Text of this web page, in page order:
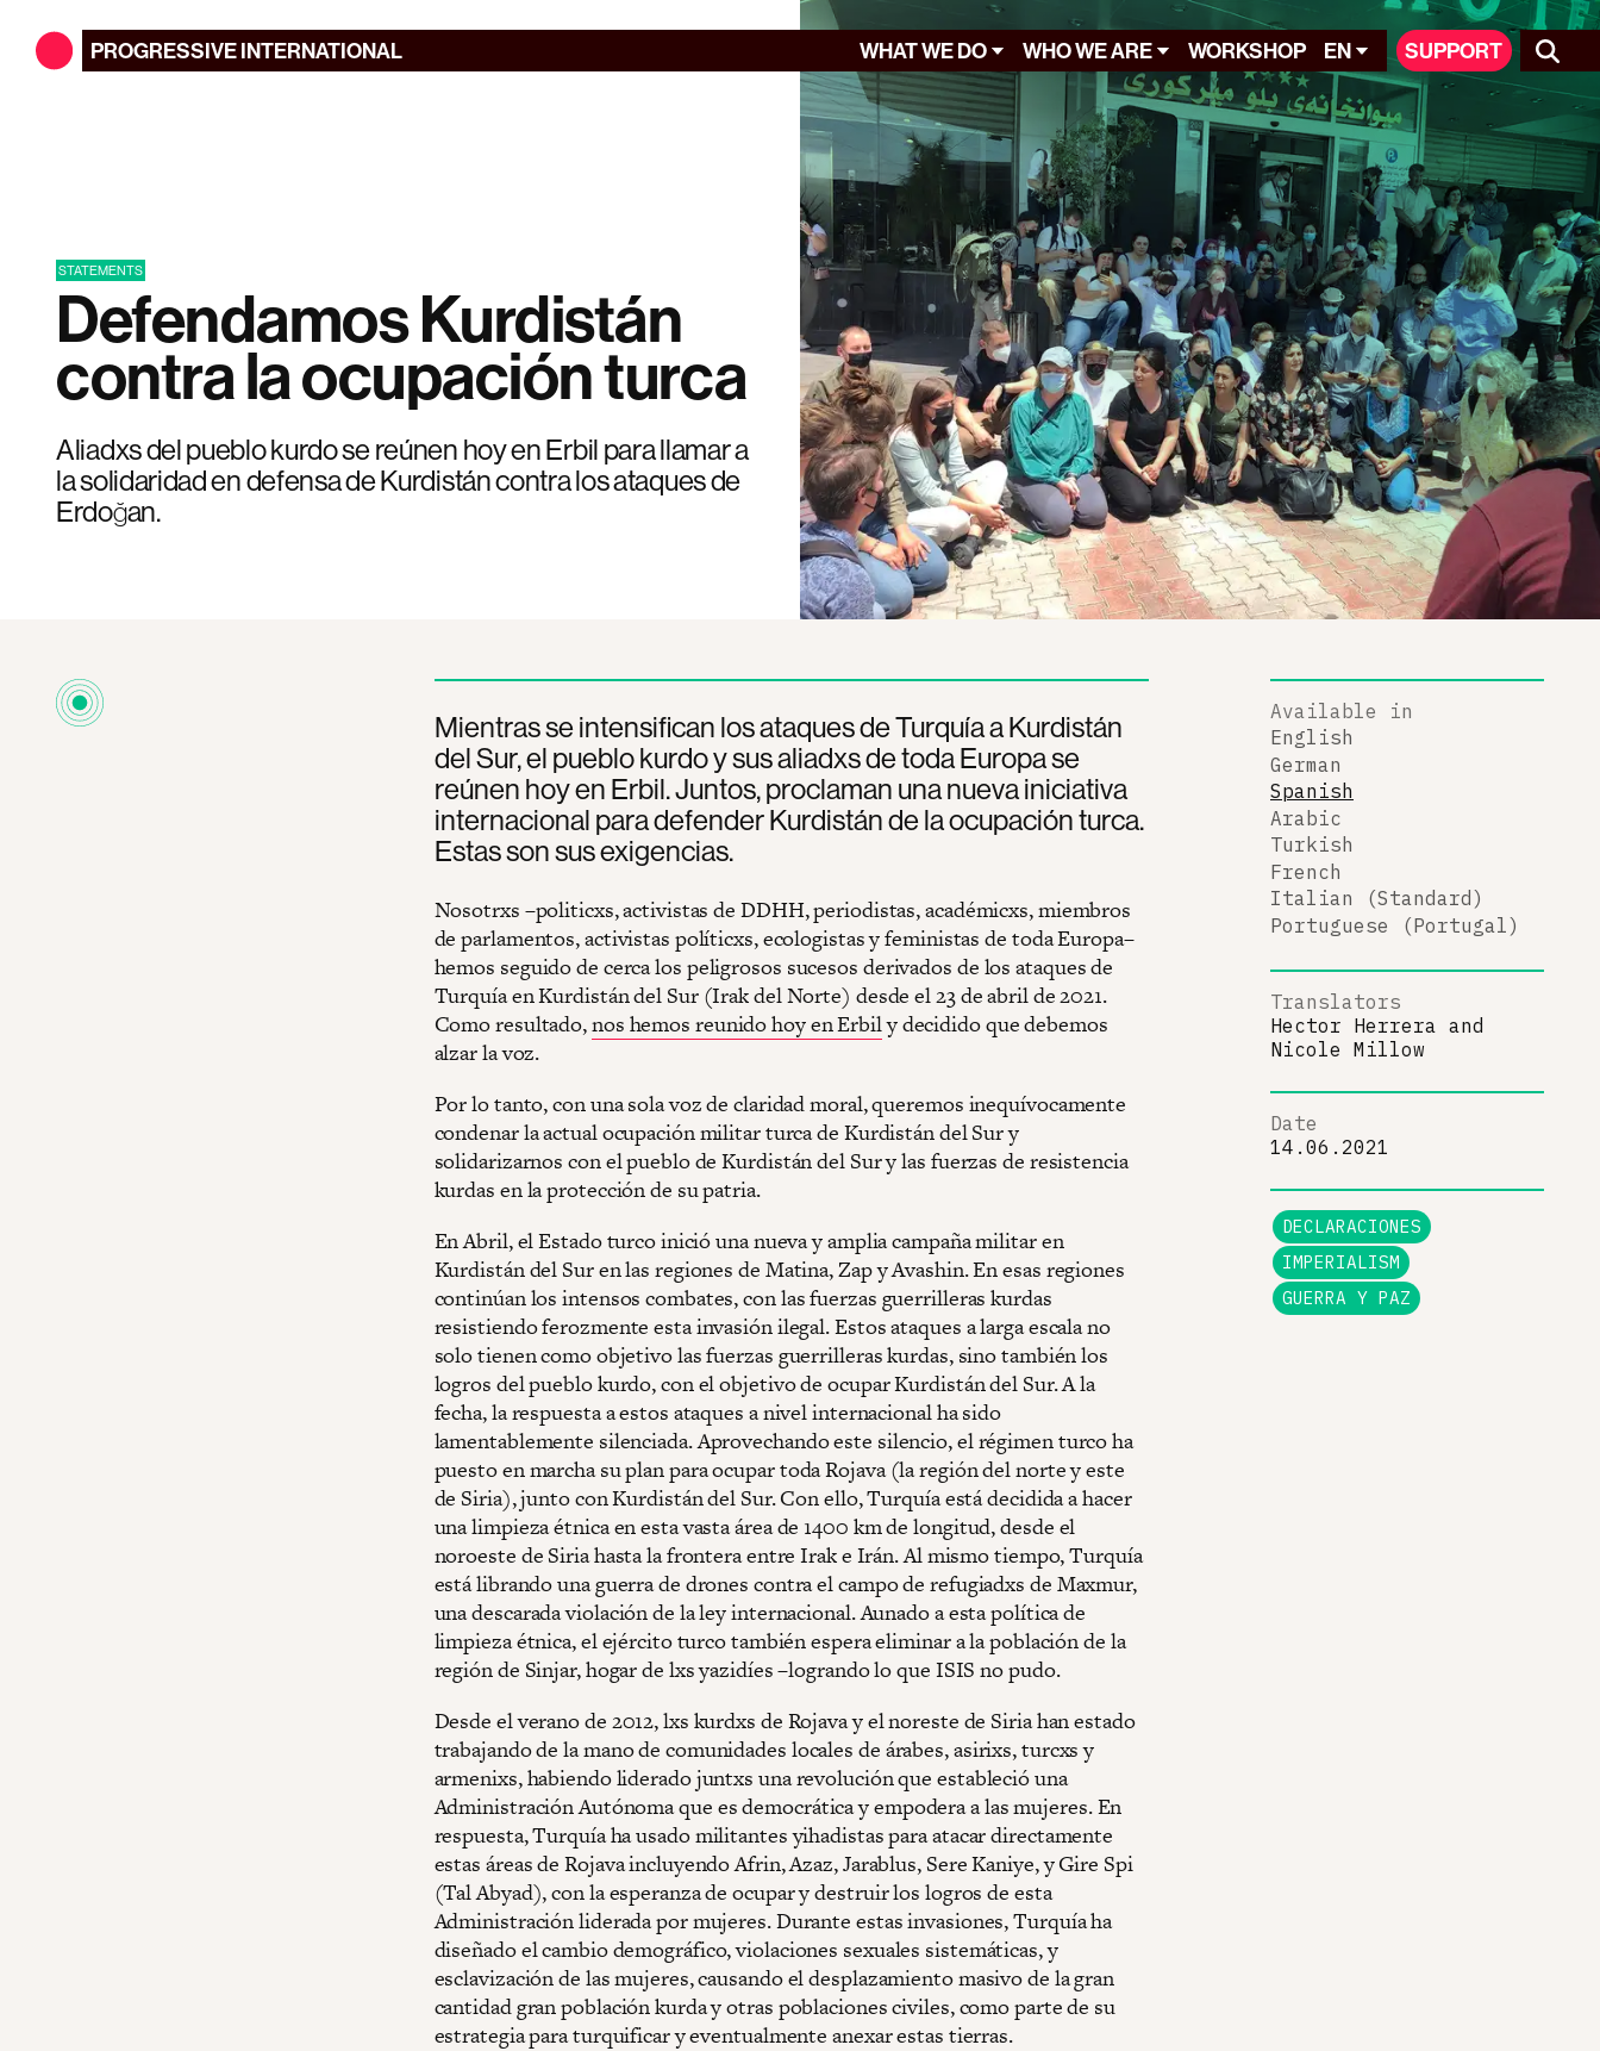
PROGRESSIVEINTERNATIONAL WHAT WE DO WHO WE ARE WORKSHOP EN SUPPORT
STATEMENTS
Defendamos Kurdistán
contra la ocupación turca
Aliadxs del pueblo kurdo se reúnen hoy en Erbil para llamar a
la solidaridad en defensa de Kurdistán contra los ataques de
Erdoğan.
Mientras se intensifican los ataques de Turquía a Kurdistán
del Sur, el pueblo kurdo y sus aliadxs de toda Europa se
reúnen hoy en Erbil. Juntos, proclaman una nueva iniciativa
internacional para defender Kurdistán de la ocupación turca.
Estas son sus exigencias.
Nosotrxs –politicxs, activistas de DDHH, periodistas, académicxs, miembros
de parlamentos, activistas políticxs, ecologistas y feministas de toda Europa–
hemos seguido de cerca los peligrosos sucesos derivados de los ataques de
Turquía en Kurdistán del Sur (Irak del Norte) desde el 23 de abril de 2021.
Como resultado,nos hemos reunido hoy en Erbily decidido que debemos
alzar la voz.
Por lo tanto, con una sola voz de claridad moral, queremos inequívocamente
condenar la actual ocupación militar turca de Kurdistán del Sur y
solidarizarnos con el pueblo de Kurdistán del Sur y las fuerzas de resistencia
kurdas en la protección de su patria.
En Abril, el Estado turco inició una nueva y amplia campaña militar en
Kurdistán del Sur en las regiones de Matina, Zap y Avashin. En esas regiones
continúan los intensos combates, con las fuerzas guerrilleras kurdas
resistiendo ferozmente esta invasión ilegal. Estos ataques a larga escala no
solo tienen como objetivo las fuerzas guerrilleras kurdas, sino también los
logros del pueblo kurdo, con el objetivo de ocupar Kurdistán del Sur. A la
fecha, la respuesta a estos ataques a nivel internacional ha sido
lamentablemente silenciada. Aprovechando este silencio, el régimen turco ha
puesto en marcha su plan para ocupar toda Rojava (la región del norte y este
de Siria), junto con Kurdistán del Sur. Con ello, Turquía está decidida a hacer
una limpieza étnica en esta vasta área de 1400 km de longitud, desde el
noroeste de Siria hasta la frontera entre Irak e Irán. Al mismo tiempo, Turquía
está librando una guerra de drones contra el campo de refugiadxs de Maxmur,
una descarada violación de la ley internacional. Aunado a esta política de
limpieza étnica, el ejército turco también espera eliminar a la población de la
región de Sinjar, hogar de lxs yazidíes –logrando lo que ISIS no pudo.
Desde el verano de 2012, lxs kurdxs de Rojava y el noreste de Siria han estado
trabajando de la mano de comunidades locales de árabes, asirixs, turcxs y
armenixs, habiendo liderado juntxs una revolución que estableció una
Administración Autónoma que es democrática y empodera a las mujeres. En
respuesta, Turquía ha usado militantes yihadistas para atacar directamente
estas áreas de Rojava incluyendo Afrin, Azaz, Jarablus, Sere Kaniye, y Gire Spi
(Tal Abyad), con la esperanza de ocupar y destruir los logros de esta
Administración liderada por mujeres. Durante estas invasiones, Turquía ha
diseñado el cambio demográfico, violaciones sexuales sistemáticas, y
esclavización de las mujeres, causando el desplazamiento masivo de la gran
cantidad gran población kurda y otras poblaciones civiles, como parte de su
estrategia para turquificar y eventualmente anexar estas tierras.
Available in
English
German
Spanish
Arabic
Turkish
French
Italian (Standard)
Portuguese (Portugal)
Translators
Hector Herrera and
Nicole Millow
Date
14.06.2021
DECLARACIONES
IMPERIALISM
GUERRA Y PAZ